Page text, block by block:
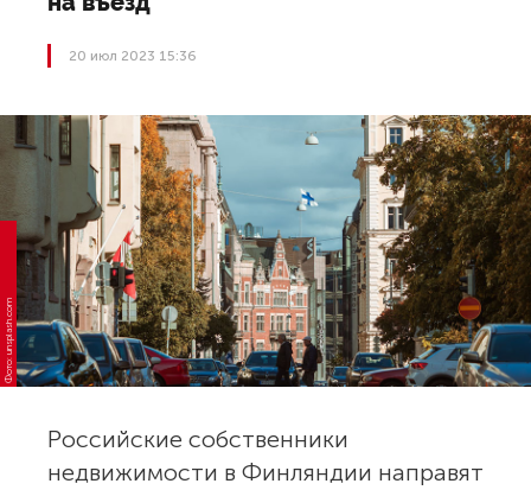
20 июл 2023 15:36
Фото: unsplash.com
Российские собственники
недвижимости в Финляндии направят